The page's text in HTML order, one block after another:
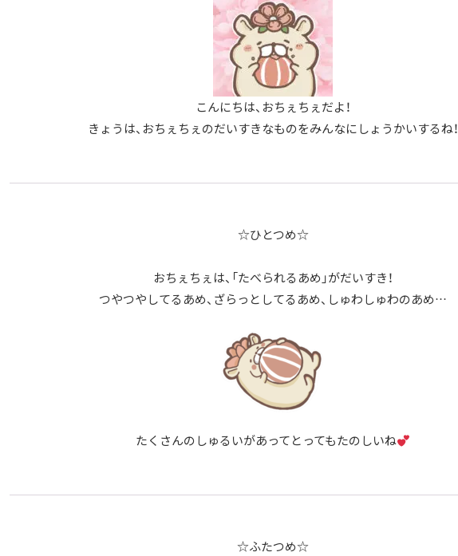
こんにちは、おちぇちぇだよ！
きょうは、おちぇちぇのだいすきなものをみんなにしょうかいするね！
☆ひとつめ☆
おちぇちぇは、「たべられるあめ」がだいすき！
つやつやしてるあめ、ざらっとしてるあめ、しゅわしゅわのあめ…
たくさんのしゅるいがあってとってもたのしいね
☆ふたつめ☆